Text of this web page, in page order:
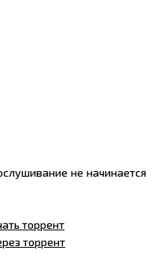
не начинается
торрент
торрент